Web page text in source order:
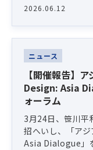
2026.06.12
ニュース
【開催報告】
Design: Asia
ォーラム
3月24日、笹川平
招へいし、「ア
Asia Dialogue」